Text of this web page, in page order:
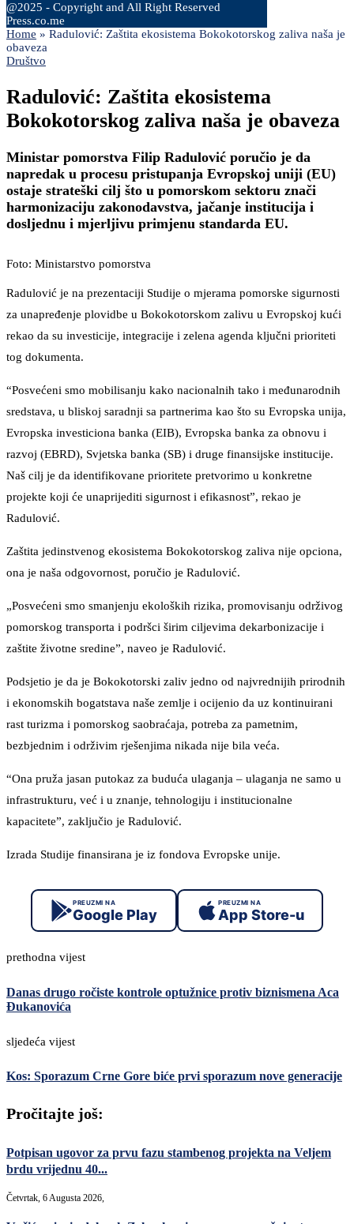
@2025 - Copyright and All Right Reserved
Press.co.me
Home » Radulović: Zaštita ekosistema Bokokotorskog zaliva naša je
obaveza
Društvo
Radulović: Zaštita ekosistema
Bokokotorskog zaliva naša je obaveza
Ministar pomorstva Filip Radulović poručio je da
napredak u procesu pristupanja Evropskoj uniji (EU)
ostaje strateški cilj što u pomorskom sektoru znači
harmonizaciju zakonodavstva, jačanje institucija i
dosljednu i mjerljivu primjenu standarda EU.
Foto: Ministarstvo pomorstva
Radulović je na prezentaciji Studije o mjerama pomorske sigurnosti
za unapređenje plovidbe u Bokokotorskom zalivu u Evropskoj kući
rekao da su investicije, integracije i zelena agenda ključni prioriteti
tog dokumenta.
“Posvećeni smo mobilisanju kako nacionalnih tako i međunarodnih
sredstava, u bliskoj saradnji sa partnerima kao što su Evropska unija,
Evropska investiciona banka (EIB), Evropska banka za obnovu i
razvoj (EBRD), Svjetska banka (SB) i druge finansijske institucije.
Naš cilj je da identifikovane prioritete pretvorimo u konkretne
projekte koji će unaprijediti sigurnost i efikasnost”, rekao je
Radulović.
Zaštita jedinstvenog ekosistema Bokokotorskog zaliva nije opciona,
ona je naša odgovornost, poručio je Radulović.
„Posvećeni smo smanjenju ekoloških rizika, promovisanju održivog
pomorskog transporta i podršci širim ciljevima dekarbonizacije i
zaštite životne sredine”, naveo je Radulović.
Podsjetio je da je Bokokotorski zaliv jedno od najvrednijih prirodnih
i ekonomskih bogatstava naše zemlje i ocijenio da uz kontinuirani
rast turizma i pomorskog saobraćaja, potreba za pametnim,
bezbjednim i održivim rješenjima nikada nije bila veća.
“Ona pruža jasan putokaz za buduća ulaganja – ulaganja ne samo u
infrastrukturu, već i u znanje, tehnologiju i institucionalne
kapacitete”, zaključio je Radulović.
Izrada Studije finansirana je iz fondova Evropske unije.
PREUZMI NA
Google Play
PREUZMI NA
App Store-u
prethodna vijest
Danas drugo ročiste kontrole optužnice protiv biznismena Aca
Đukanovića
sljedeća vijest
Kos: Sporazum Crne Gore biće prvi sporazum nove generacije
Pročitajte još:
Potpisan ugovor za prvu fazu stambenog projekta na Veljem
brdu vrijednu 40...
Četvrtak, 6 Augusta 2026,